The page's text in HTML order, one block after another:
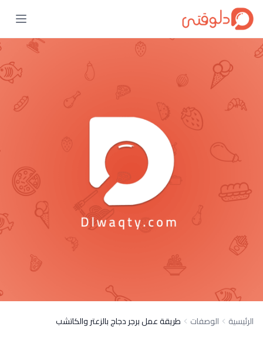
الرئيسية الوصفات طريقة عمل برجر دجاج بالزعتر والكاتشب